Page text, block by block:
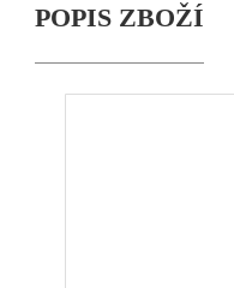
POPIS ZBOŽÍ